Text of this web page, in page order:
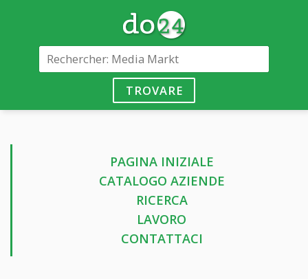
TROVARE
PAGINA INIZIALE
CATALOGO AZIENDE
RICERCA
LAVORO
CONTATTACI